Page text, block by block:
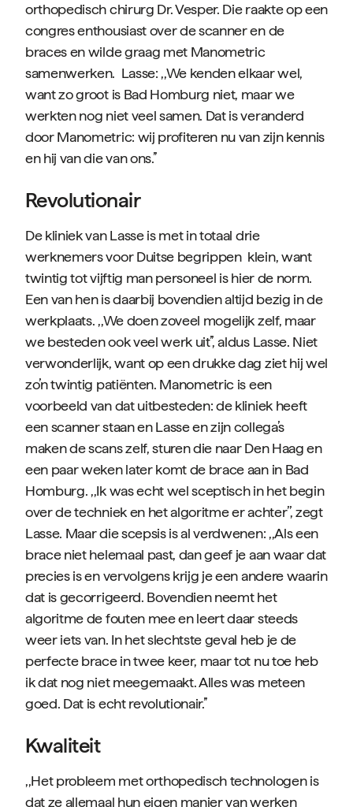
orthopedisch chirurg Dr. Vesper. Die raakte op een
congres enthousiast over de scanner en de
braces en wilde graag met Manometric
samenwerken. Lasse: ,,We kenden elkaar wel,
want zo groot is Bad Homburg niet, maar we
werkten nog niet veel samen. Dat is veranderd
door Manometric: wij profiteren nu van zijn kennis
en hij van die van ons.’’
Revolutionair
De kliniek van Lasse is met in totaal drie
werknemers voor Duitse begrippen klein, want
twintig tot vijftig man personeel is hier de norm.
Een van hen is daarbij bovendien altijd bezig in de
werkplaats. ,,We doen zoveel mogelijk zelf, maar
we besteden ook veel werk uit’’, aldus Lasse. Niet
verwonderlijk, want op een drukke dag ziet hij wel
zo’n twintig patiënten. Manometric is een
voorbeeld van dat uitbesteden: de kliniek heeft
een scanner staan en Lasse en zijn collega’s
maken de scans zelf, sturen die naar Den Haag en
een paar weken later komt de brace aan in Bad
Homburg. ,,Ik was echt wel sceptisch in het begin
over de techniek en het algoritme er achter’’, zegt
Lasse. Maar die scepsis is al verdwenen: ,,Als een
brace niet helemaal past, dan geef je aan waar dat
precies is en vervolgens krijg je een andere waarin
dat is gecorrigeerd. Bovendien neemt het
algoritme de fouten mee en leert daar steeds
weer iets van. In het slechtste geval heb je de
perfecte brace in twee keer, maar tot nu toe heb
ik dat nog niet meegemaakt. Alles was meteen
goed. Dat is echt revolutionair.’’
Kwaliteit
,,Het probleem met orthopedisch technologen is
dat ze allemaal hun eigen manier van werken